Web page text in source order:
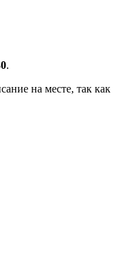
.
на месте, так как